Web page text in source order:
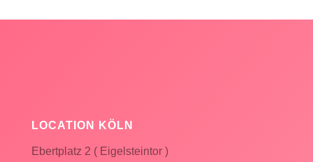
LOCATION KÖLN
Ebertplatz 2 ( Eigelsteintor )